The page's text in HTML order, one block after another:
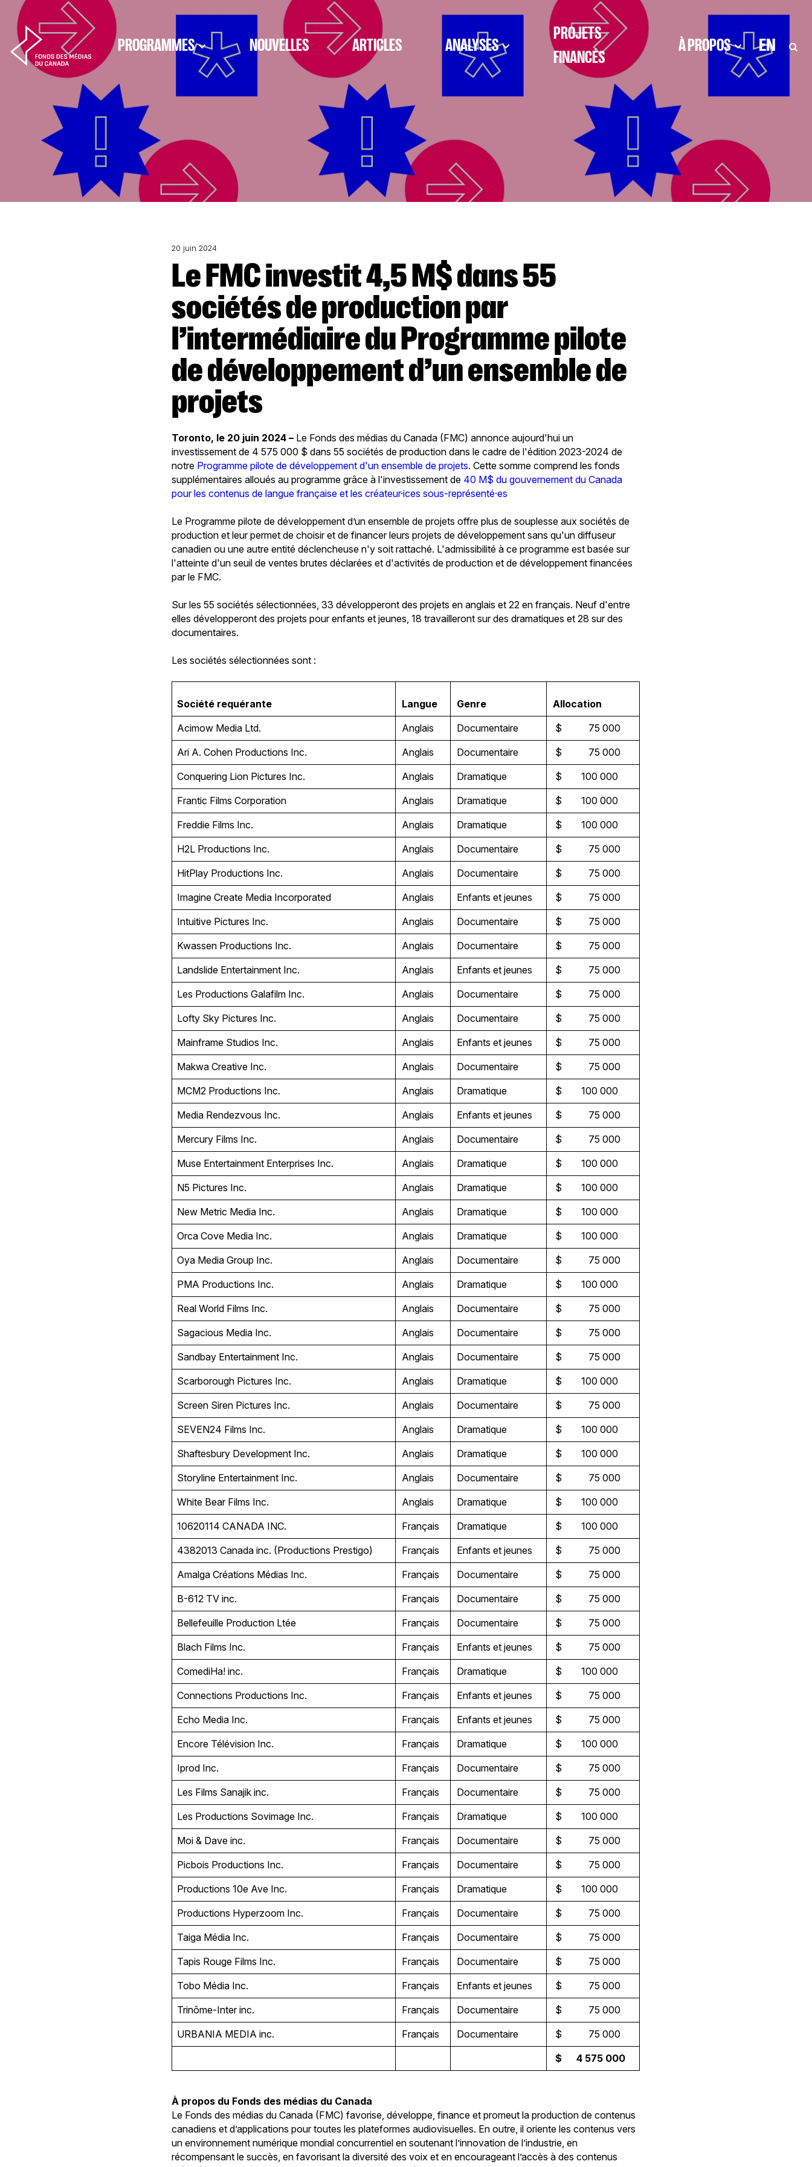
Aller au contenu
PROGRAMMES NOUVELLES ARTICLES ANALYSES
PROJETS
FINANCÉS
À PROPOS EN
20 juin 2024
Le FMC investit 4,5 M$ dans 55
sociétés de production par
l’intermédiaire du Programme pilote
de développement d’un ensemble de
projets
Toronto, le 20 juin 2024 – Le Fonds des médias du Canada (FMC) annonce aujourd'hui un
investissement de 4 575 000 $ dans 55 sociétés de production dans le cadre de l'édition 2023-2024 de
notre Programme pilote de développement d'un ensemble de projets. Cette somme comprend les fonds
supplémentaires alloués au programme grâce à l'investissement de 40 M$ du gouvernement du Canada
pour les contenus de langue française et les créateur·ices sous-représenté·es
Le Programme pilote de développement d’un ensemble de projets offre plus de souplesse aux sociétés de
production et leur permet de choisir et de financer leurs projets de développement sans qu'un diffuseur
canadien ou une autre entité déclencheuse n'y soit rattaché. L'admissibilité à ce programme est basée sur
l'atteinte d'un seuil de ventes brutes déclarées et d'activités de production et de développement financées
par le FMC.
Sur les 55 sociétés sélectionnées, 33 développeront des projets en anglais et 22 en français. Neuf d'entre
elles développeront des projets pour enfants et jeunes, 18 travailleront sur des dramatiques et 28 sur des
documentaires.
Les sociétés sélectionnées sont :
Société requérante Langue Genre
Allocation
Acimow Media Ltd.
Anglais Documentaire
$ 75 000
Ari A. Cohen Productions Inc.
Anglais Documentaire
$ 75 000
Conquering Lion Pictures Inc.
Anglais Dramatique
$ 100 000
Frantic Films Corporation
Anglais Dramatique
$ 100 000
Freddie Films Inc.
Anglais Dramatique
$ 100 000
H2L Productions Inc.
Anglais Documentaire
$ 75 000
HitPlay Productions Inc.
Anglais Documentaire
$ 75 000
Imagine Create Media Incorporated
Anglais Enfants et jeunes
$ 75 000
Intuitive Pictures Inc.
Anglais Documentaire
$ 75 000
Kwassen Productions Inc.
Anglais Documentaire
$ 75 000
Landslide Entertainment Inc.
Anglais Enfants et jeunes
$ 75 000
Les Productions Galafilm Inc.
Anglais Documentaire
$ 75 000
Lofty Sky Pictures Inc.
Anglais Documentaire
$ 75 000
Mainframe Studios Inc.
Anglais Enfants et jeunes
$ 75 000
Makwa Creative Inc.
Anglais Documentaire
$ 75 000
MCM2 Productions Inc.
Anglais Dramatique
$ 100 000
Media Rendezvous Inc.
Anglais Enfants et jeunes
$ 75 000
Mercury Films Inc.
Anglais Documentaire
$ 75 000
Muse Entertainment Enterprises Inc.
Anglais Dramatique
$ 100 000
N5 Pictures Inc.
Anglais Dramatique
$ 100 000
New Metric Media Inc.
Anglais Dramatique
$ 100 000
Orca Cove Media Inc.
Anglais Dramatique
$ 100 000
Oya Media Group Inc.
Anglais Documentaire
$ 75 000
PMA Productions Inc.
Anglais Dramatique
$ 100 000
Real World Films Inc.
Anglais Documentaire
$ 75 000
Sagacious Media Inc.
Anglais Documentaire
$ 75 000
Sandbay Entertainment Inc.
Anglais Documentaire
$ 75 000
Scarborough Pictures Inc.
Anglais Dramatique
$ 100 000
Screen Siren Pictures Inc.
Anglais Documentaire
$ 75 000
SEVEN24 Films Inc.
Anglais Dramatique
$ 100 000
Shaftesbury Development Inc.
Anglais Dramatique
$ 100 000
Storyline Entertainment Inc.
Anglais Documentaire
$ 75 000
White Bear Films Inc.
Anglais Dramatique
$ 100 000
10620114 CANADA INC.
Français Dramatique
$ 100 000
4382013 Canada inc. (Productions Prestigo)
Français Enfants et jeunes
$ 75 000
Amalga Créations Médias Inc.
Français Documentaire
$ 75 000
B-612 TV inc.
Français Documentaire
$ 75 000
Bellefeuille Production Ltée
Français Documentaire
$ 75 000
Blach Films Inc.
Français Enfants et jeunes
$ 75 000
ComediHa! inc.
Français Dramatique
$ 100 000
Connections Productions Inc.
Français Enfants et jeunes
$ 75 000
Echo Media Inc.
Français Enfants et jeunes
$ 75 000
Encore Télévision Inc.
Français Dramatique
$ 100 000
Iprod Inc.
Français Documentaire
$ 75 000
Les Films Sanajik inc.
Français Documentaire
$ 75 000
Les Productions Sovimage Inc.
Français Dramatique
$ 100 000
Moi & Dave inc.
Français Documentaire
$ 75 000
Picbois Productions Inc.
Français Documentaire
$ 75 000
Productions 10e Ave Inc.
Français Dramatique
$ 100 000
Productions Hyperzoom Inc.
Français Documentaire
$ 75 000
Taiga Média Inc.
Français Documentaire
$ 75 000
Tapis Rouge Films Inc.
Français Documentaire
$ 75 000
Tobo Média Inc.
Français Enfants et jeunes
$ 75 000
Trinôme-Inter inc.
Français Documentaire
$ 75 000
URBANIA MEDIA inc.
Français Documentaire
$ 75 000
$ 4 575 000
À propos du Fonds des médias du Canada
Le Fonds des médias du Canada (FMC) favorise, développe, finance et promeut la production de contenus
canadiens et d’applications pour toutes les plateformes audiovisuelles. En outre, il oriente les contenus vers
un environnement numérique mondial concurrentiel en soutenant l’innovation de l’industrie, en
récompensant le succès, en favorisant la diversité des voix et en encourageant l’accès à des contenus